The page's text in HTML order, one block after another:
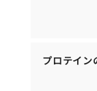
プロテイン